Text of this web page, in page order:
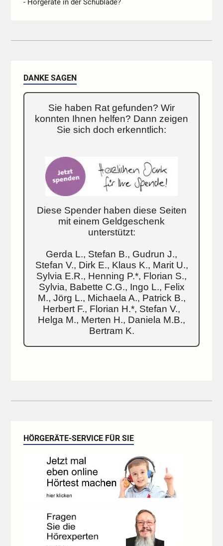
- Hörgeräte in der Schublade?
DANKE SAGEN
Sie haben Rat gefunden? Wir
konnten Ihnen helfen? Dann zeigen
Sie sich doch erkenntlich:
Diese Spender haben diese Seiten
mit einem Geldgeschenk
unterstützt:
Gerda L., Stefan B., Gudrun J.,
Stefan V., Dirk E., Klaus K., Marit U.,
Sylvia E.R., Henning P.*, Florian S.,
Sylvia, Babette C.G., Ingo L., Felix
M., Jörg L., Michaela A., Patrick B.,
Herbert F., Florian H.*, Stefan V.,
Helga M., Merten H., Daniela M.B.,
Bertram K.
HÖRGERÄTE-SERVICE FÜR SIE